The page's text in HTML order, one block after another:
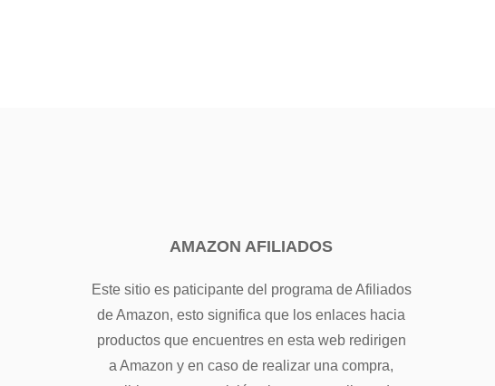
AMAZON AFILIADOS
Este sitio es paticipante del programa de Afiliados
de Amazon, esto significa que los enlaces hacia
productos que encuentres en esta web redirigen
a Amazon y en caso de realizar una compra,